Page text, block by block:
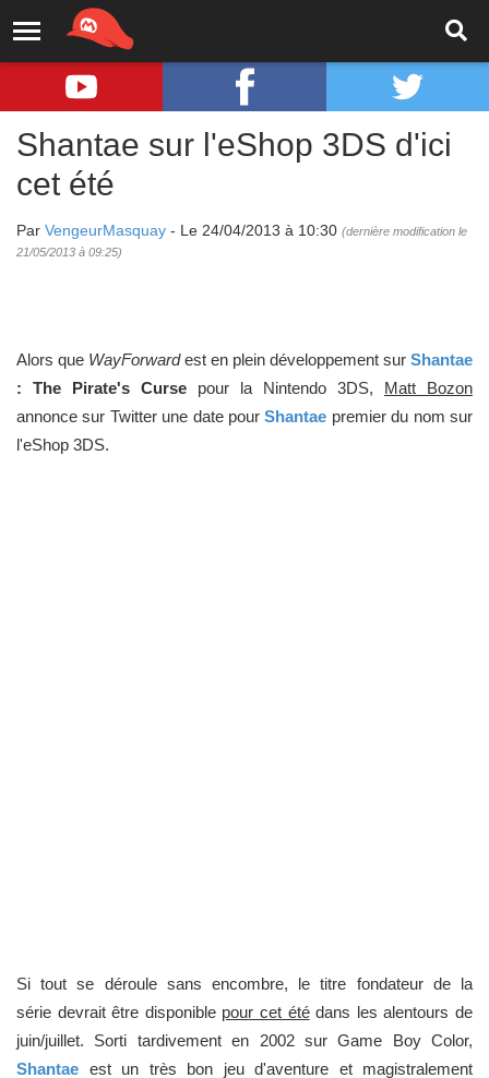
Shantae sur l'eShop 3DS d'ici
cet été
Par VengeurMasquay - Le 24/04/2013 à 10:30 (dernière modification le
21/05/2013 à 09:25)
Alors que WayForwardest en plein développement sur Shantae
: The Pirate's Curse pour la Nintendo 3DS, Matt Bozon
annonce sur Twitter une date pourShantae premier du nom sur
l'eShop 3DS.
Si tout se déroule sans encombre, le titre fondateur de la
série devrait être disponible pour cet étédans les alentours de
juin/juillet. Sorti tardivement en 2002 sur Game Boy Color,
Shantae est un très bon jeu d'aventure et magistralement